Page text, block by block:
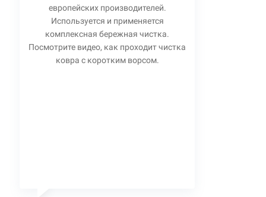
европейских производителей.
Используется и применяется
комплексная бережная чистка.
Посмотрите видео, как проходит чистка
ковра с коротким ворсом.